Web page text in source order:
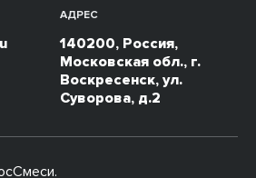
АДРЕС
140200, Россия,
Московская обл., г.
Воскресенск, ул.
Суворова, д.2